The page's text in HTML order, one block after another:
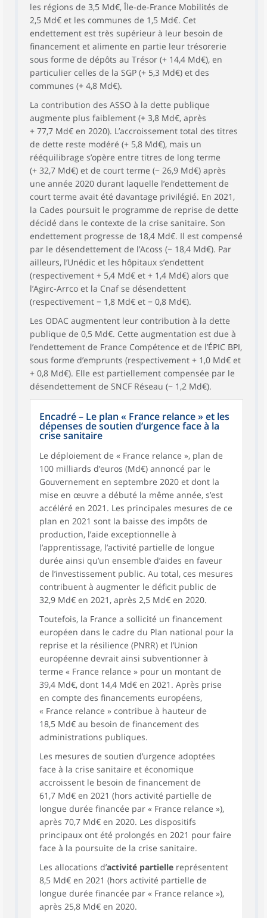
les régions de 3,5 Md€, Île-de-France Mobilités de
2,5 Md€ et les communes de 1,5 Md€. Cet
endettement est très supérieur à leur besoin de
financement et alimente en partie leur trésorerie
sous forme de dépôts au Trésor (+ 14,4 Md€), en
particulier celles de la SGP (+ 5,3 Md€) et des
communes (+ 4,8 Md€).
La contribution des ASSO à la dette publique
augmente plus faiblement (+ 3,8 Md€, après
+ 77,7 Md€ en 2020). L’accroissement total des titres
de dette reste modéré (+ 5,8 Md€), mais un
rééquilibrage s’opère entre titres de long terme
(+ 32,7 Md€) et de court terme (− 26,9 Md€) après
une année 2020 durant laquelle l’endettement de
court terme avait été davantage privilégié. En 2021,
la Cades poursuit le programme de reprise de dette
décidé dans le contexte de la crise sanitaire. Son
endettement progresse de 18,4 Md€. Il est compensé
par le désendettement de l’Acoss (− 18,4 Md€). Par
ailleurs, l’Unédic et les hôpitaux s’endettent
(respectivement + 5,4 Md€ et + 1,4 Md€) alors que
l’Agirc-Arrco et la Cnaf se désendettent
(respectivement − 1,8 Md€ et − 0,8 Md€).
Les ODAC augmentent leur contribution à la dette
publique de 0,5 Md€. Cette augmentation est due à
l’endettement de France Compétence et de l’ÉPIC BPI,
sous forme d’emprunts (respectivement + 1,0 Md€ et
+ 0,8 Md€). Elle est partiellement compensée par le
désendettement de SNCF Réseau (− 1,2 Md€).
Encadré – Le plan « France relance » et les
dépenses de soutien d’urgence face à la
crise sanitaire
Le déploiement de « France relance », plan de
100 milliards d’euros (Md€) annoncé par le
Gouvernement en septembre 2020 et dont la
mise en œuvre a débuté la même année, s’est
accéléré en 2021. Les principales mesures de ce
plan en 2021 sont la baisse des impôts de
production, l’aide exceptionnelle à
l’apprentissage, l’activité partielle de longue
durée ainsi qu’un ensemble d’aides en faveur
de l’investissement public. Au total, ces mesures
contribuent à augmenter le déficit public de
32,9 Md€ en 2021, après 2,5 Md€ en 2020.
Toutefois, la France a sollicité un financement
européen dans le cadre du Plan national pour la
reprise et la résilience (PNRR) et l’Union
européenne devrait ainsi subventionner à
terme « France relance » pour un montant de
39,4 Md€, dont 14,4 Md€ en 2021. Après prise
en compte des financements européens,
« France relance » contribue à hauteur de
18,5 Md€ au besoin de financement des
administrations publiques.
Les mesures de soutien d’urgence adoptées
face à la crise sanitaire et économique
accroissent le besoin de financement de
61,7 Md€ en 2021 (hors activité partielle de
longue durée financée par « France relance »),
après 70,7 Md€ en 2020. Les dispositifs
principaux ont été prolongés en 2021 pour faire
face à la poursuite de la crise sanitaire.
Les allocations d’activité partielle représentent
8,5 Md€ en 2021 (hors activité partielle de
longue durée financée par « France relance »),
après 25,8 Md€ en 2020.